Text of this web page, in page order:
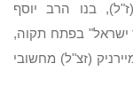
בנו הרב יוסף
ישראל" בפתח תקוה,
(זצ"ל) מחשובי